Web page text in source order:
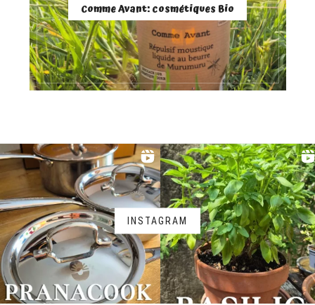
Comme Avant: cosmétiques Bio
INSTAGRAM